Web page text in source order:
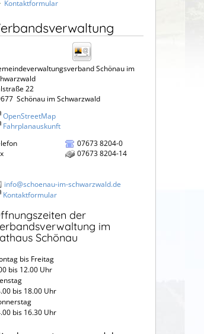
Kontaktformular
Schönau im
22
Schönau im Schwarzwald
OpenStreetMap
Fahrplanauskunft
07673 8204-0
07673 8204-14
info@schoenau-im-schwarzwald.de
Kontaktformular
der
im
Schönau
bis Freitag
bis 12.00 Uhr
bis 18.00 Uhr
bis 16.30 Uhr